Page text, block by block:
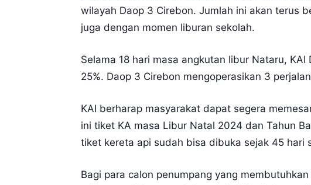
wilayah Daop 3 Cirebon. Jumlah ini akan terus
juga dengan momen liburan sekolah.
Selama 18 hari masa angkutan libur Nataru,
25%. Daop 3 Cirebon mengoperasikan 3
KAI berharap masyarakat dapat segera
ini tiket KA masa Libur Natal 2024 dan Tahun
tiket kereta api sudah bisa dibuka sejak 45 hari
Bagi para calon penumpang yang